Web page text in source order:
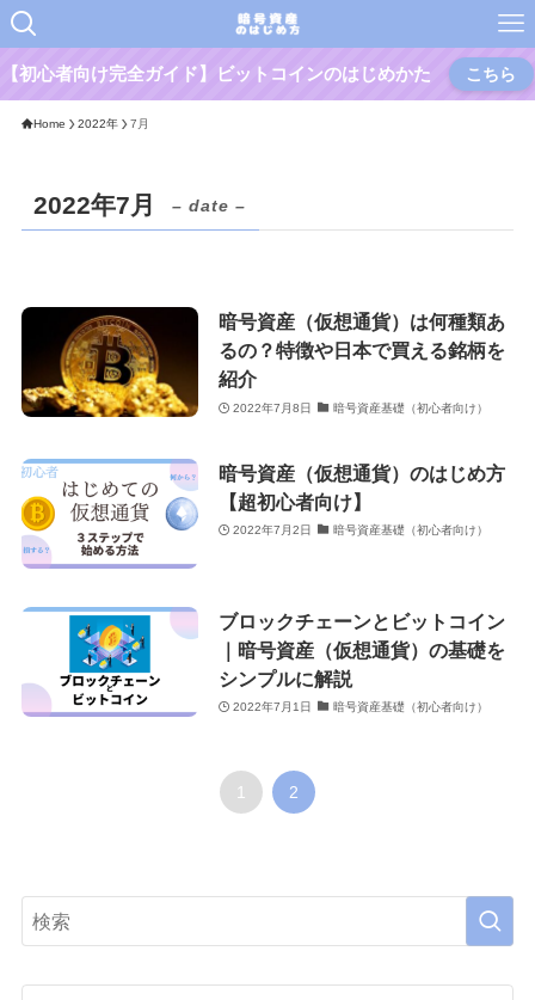
【初心者向け完全ガイド】ビットコインのはじめかた こちら
Home 2022年 7月
2022年7月 – date –
暗号資産（仮想通貨）は何種類あ
るの？特徴や日本で買える銘柄を
紹介
2022年7月8日 暗号資産基礎（初心者向け）
暗号資産（仮想通貨）のはじめ方
【超初心者向け】
2022年7月2日 暗号資産基礎（初心者向け）
ブロックチェーンとビットコイン
｜暗号資産（仮想通貨）の基礎を
シンプルに解説
2022年7月1日 暗号資産基礎（初心者向け）
1 2